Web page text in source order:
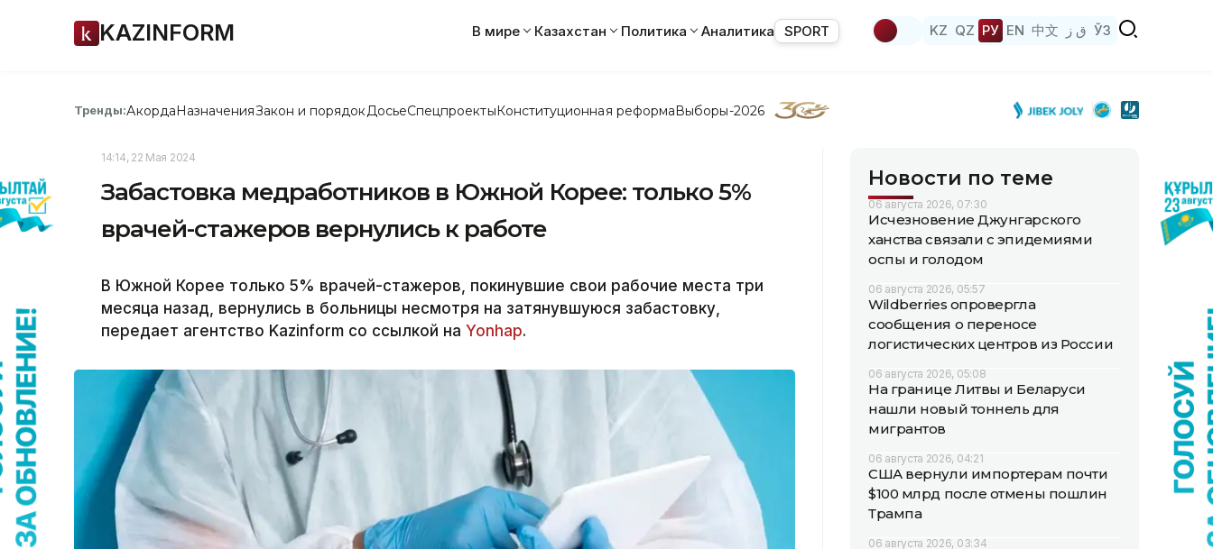
KAZINFORM В мире Казахстан Политика Аналитика SPORT KZ QZ РУ EN 中文 ق ز ЎЗ
Тренды:АкордаНазначенияЗакон и порядок ДосьеСпецпроектыКонституционная реформаВыборы-2026
14:14, 22 Мая 2024
Забастовка медработников в Южной Корее: только 5%
врачей-стажеров вернулись к работе
В Южной Корее только 5% врачей-стажеров, покинувшие свои рабочие места три
месяца назад, вернулись в больницы несмотря на затянувшуюся забастовку,
передает агентство Kazinform со ссылкой на Yonhap.
Новости по теме
06 августа 2026, 07:30
Исчезновение Джунгарского
ханства связали с эпидемиями
оспы и голодом
06 августа 2026, 05:57
Wildberries опровергла
сообщения о переносе
логистических центров из России
06 августа 2026, 05:08
На границе Литвы и Беларуси
нашли новый тоннель для
мигрантов
06 августа 2026, 04:21
США вернули импортерам почти
$100 млрд после отмены пошлин
Трампа
06 августа 2026, 03:34